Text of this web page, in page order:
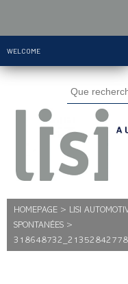
WELCOME
HOMEPAGE > LISI
SPONTANÉES >